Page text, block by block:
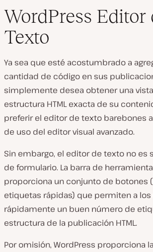
WordPress Editor
Texto
Ya sea que esté acostumbrado a
cantidad de código en sus
simplemente desea obtener una
estructura HTML exacta de su
preferir el editor de texto barebones
de uso del editor visual avanzado.
Sin embargo, el editor de texto no es
de formulario. La barra de
proporciona un conjunto de botones
etiquetas rápidas) que permiten a
rápidamente un buen número de
estructura de la publicación HTML.
Por omisión, WordPress proporciona